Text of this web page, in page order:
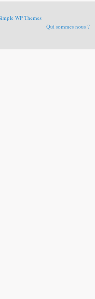
WP Themes
Qui sommes nous ?